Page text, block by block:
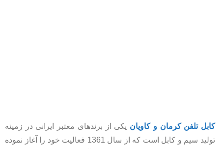
کابل تلفن کرمان و کاویان یکی از برندهای معتبر ایرانی در زمینه
تولید سیم و کابل است که از سال 1361 فعالیت خود را آغاز نموده